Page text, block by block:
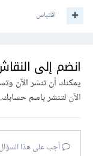
اقتباس
انضم إلى
يمكنك أن تنشر الآن
الآنلتنشر باسم حسابك.
أجب على هذا